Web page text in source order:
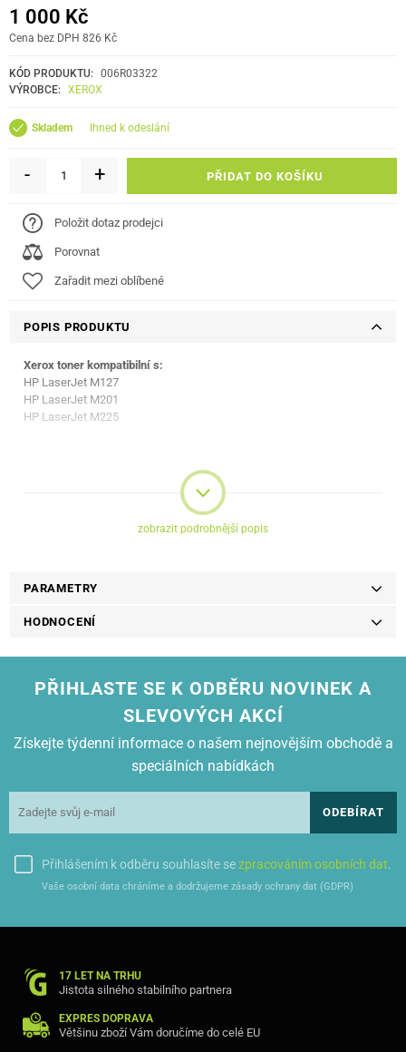
1 000 Kč
Cena bez DPH 826 Kč
KÓD PRODUKTU: 006R03322
VÝROBCE: XEROX
Skladem ihned k odeslání
- + PŘIDAT DO KOŠÍKU
Položit dotaz prodejci
Porovnat
Zařadit mezi oblíbené
POPIS PRODUKTU
Xerox toner kompatibilní s:
HP LaserJet M127
HP LaserJet M201
HP LaserJet M225
zobrazit podrobnější popis
PARAMETRY
HODNOCENÍ
PŘIHLASTE SE K ODBĚRU NOVINEK A
SLEVOVÝCH AKCÍ
Získejte týdenní informace o našem nejnovějším obchodě a
speciálních nabídkách
ODEBÍRAT
Přihlášením k odběru souhlasíte sezpracováním osobních dat.
Vaše osobní data chráníme a dodržujeme zásady ochrany dat (GDPR)
17 LET NA TRHU
Jistota silného stabilního partnera
EXPRES DOPRAVA
Většinu zboží Vám doručíme do celé EU